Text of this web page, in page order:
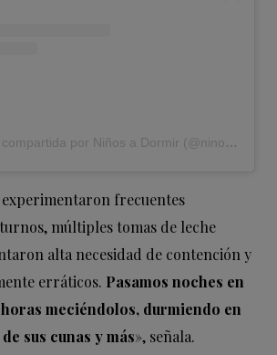
Una publicación compartida por Niños a Dormir (@ninosadormir)
frecuentes
múltiples tomas de leche
alta necesidad de contención y
erráticos. Pasamos noches en
horas meciéndolos, durmiendo en
sus cunas y más», señala.